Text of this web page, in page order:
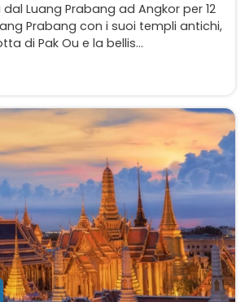
Luang Prabang ad Angkor per 12
Prabang con i suoi templi antichi,
di Pak Ou e la bellis...